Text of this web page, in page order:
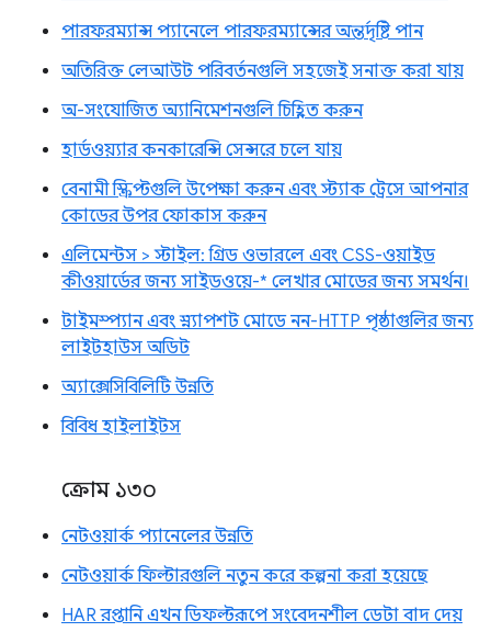
পারফরম্যান্স প্যানেলে পারফরম্যান্সের অন্তর্দৃষ্টি পান
অতিরিক্ত লেআউট পরিবর্তনগুলি সহজেই সনাক্ত করা যায়
অ-সংযোজিত অ্যানিমেশনগুলি চিহ্নিত করুন
হার্ডওয়্যার কনকারেন্সি সেন্সরে চলে যায়
বেনামী স্ক্রিপ্টগুলি উপেক্ষা করুন এবং স্ট্যাক ট্রেসে আপনার
কোডের উপর ফোকাস করুন
এলিমেন্টস > স্টাইল: গ্রিড ওভারলে এবং CSS-ওয়াইড
কীওয়ার্ডের জন্য সাইডওয়ে-* লেখার মোডের জন্য সমর্থন।
টাইমস্প্যান এবং স্ন্যাপশট মোডে নন-HTTP পৃষ্ঠাগুলির জন্য
লাইটহাউস অডিট
অ্যাক্সেসিবিলিটি উন্নতি
বিবিধ হাইলাইটস
ক্রোম ১৩০
নেটওয়ার্ক প্যানেলের উন্নতি
নেটওয়ার্ক ফিল্টারগুলি নতুন করে কল্পনা করা হয়েছে
HAR রপ্তানি এখন ডিফল্টরূপে সংবেদনশীল ডেটা বাদ দেয়